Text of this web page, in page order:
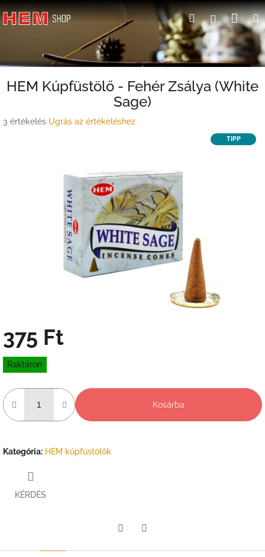
Ugrás
a
Keresés
HEM Kúpfüstölő - Fehér Zsálya (White
Sage)
A
3 értékelés Ugrás az értékeléshez
TIPP
375 Ft
Egységár:
Raktáron
Kosárba
Kategória: HEM kúpfüstölők
KÉRDÉS